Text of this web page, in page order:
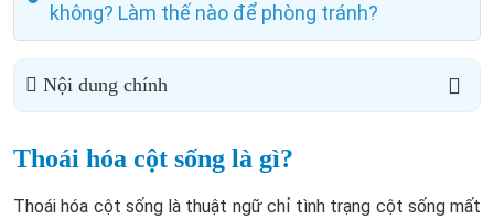
không? Làm thế nào để phòng tránh?
Nội dung chính
Thoái hóa cột sống là gì?
Thoái hóa cột sống là thuật ngữ chỉ tình trạng cột sống mất